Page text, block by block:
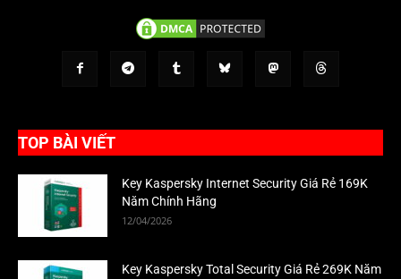
TOP BÀI VIẾT
Key Kaspersky Internet Security Giá Rẻ 169K
Năm Chính Hãng
12/04/2026
Key Kaspersky Total Security Giá Rẻ 269K Năm